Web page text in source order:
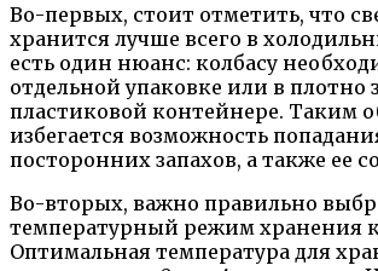
Во-первых, стоит отметить, что
хранится лучше всего в
есть один нюанс: колбасу
отдельной упаковке или в плотно
пластиковой контейнере. Таким
избегается возможность
посторонних запахов, а также ее
Во-вторых, важно правильно
температурный режим хранения
Оптимальная температура для